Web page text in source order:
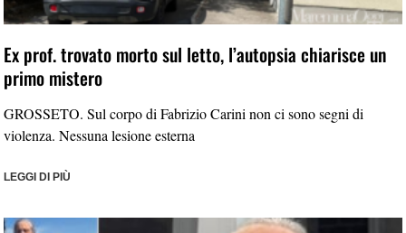
Ex prof. trovato morto sul letto, l’autopsia chiarisce un
primo mistero
GROSSETO. Sul corpo di Fabrizio Carini non ci sono segni di
violenza. Nessuna lesione esterna
LEGGI DI PIÙ